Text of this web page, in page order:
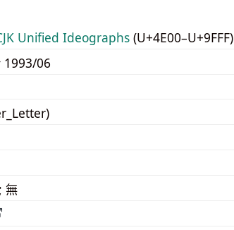
Unified Ideographs (U+4E00–U+9FFF)
1993/06
無